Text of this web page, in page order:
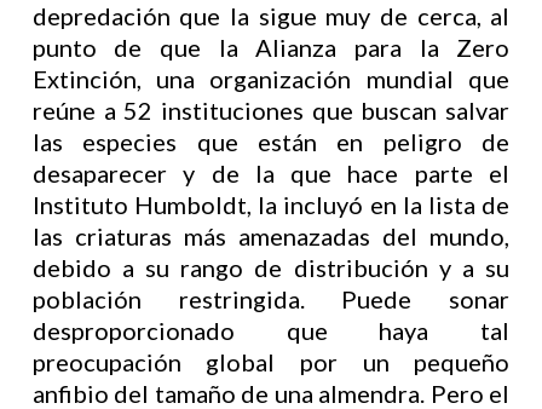
depredación que la sigue muy de cerca, al
punto de que la Alianza para la Zero
Extinción, una organización mundial que
reúne a 52 instituciones que buscan salvar
las especies que están en peligro de
desaparecer y de la que hace parte el
Instituto Humboldt, la incluyó en la lista de
las criaturas más amenazadas del mundo,
debido a su rango de distribución y a su
población restringida. Puede sonar
desproporcionado que haya tal
preocupación global por un pequeño
anfibio del tamaño de una almendra. Pero el